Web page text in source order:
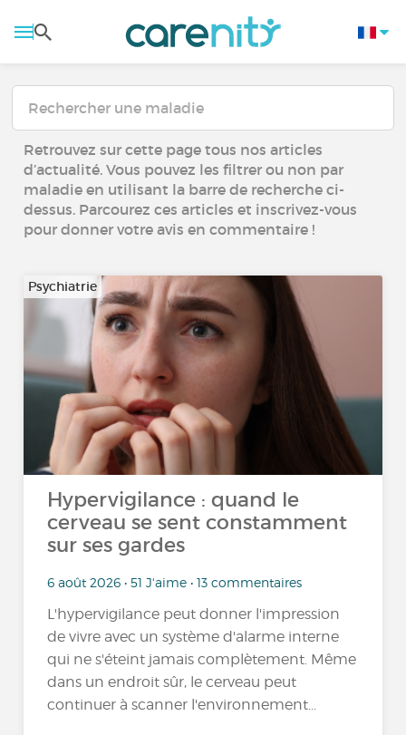
Retrouvez sur cette page tous nos articles
d’actualité. Vous pouvez les filtrer ou non par
maladie en utilisant la barre de recherche ci-
dessus. Parcourez ces articles et inscrivez-vous
pour donner votre avis en commentaire !
Psychiatrie
Hypervigilance : quand le
cerveau se sent constamment
sur ses gardes
6 août 2026 • 51 J'aime • 13 commentaires
L'hypervigilance peut donner l'impression
de vivre avec un système d'alarme interne
qui ne s'éteint jamais complètement. Même
dans un endroit sûr, le cerveau peut
continuer à scanner l'environnement...